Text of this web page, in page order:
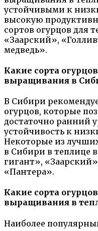
устойчивыми к
высокую
сортов огурцов для
«Заарский»,
медведь».
Какие сорта
выращивания в
В Сибири
огурцов, которые
достаточно ранний
устойчивость к
Некоторые из
в Сибири в теплице
гигант»,
«Пантера».
Какие сорта
выращивания в
Наиболее